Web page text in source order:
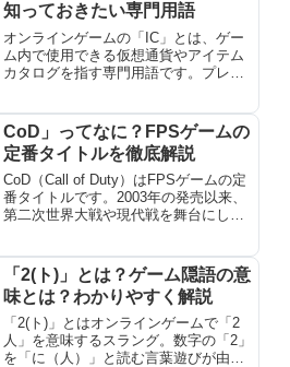
知っておきたい専門用語
オンラインゲームの「IC」とは、ゲー
ム内で使用できる仮想通貨やアイテム
カタログを指す専門用語です。プレイ
専門用語を解説します。
CoD」ってなに？FPSゲームの
定番タイトルを徹底解説
CoD（Call of Duty）はFPSゲームの定
番タイトルです。2003年の発売以来、
第二次世界大戦や現代戦を舞台にした
ックとマルチプレイヤーモードの魅力
を解説します。
「2(ト)」とは？ゲーム隠語の意
味とは？わかりやすく解説
「2(ト)」とはオンラインゲームで「2
人」を意味するスラング。数字の「2」
を「に（人）」と読む言葉遊びが由